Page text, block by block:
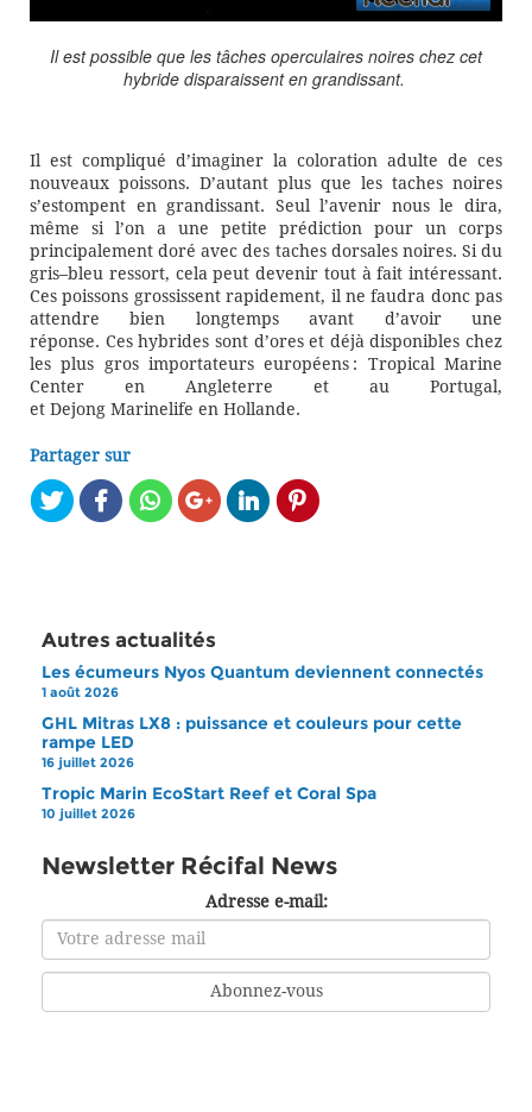
Il estpossible que les tâches operculaires noires chez cet
hybridedisparaissent en grandissant.
Il est compliqué d’imaginer la coloration adulte de ces
nouveaux poissons. D’autant plus que les taches noires
s’estompent en grandissant. Seul l’avenir nous le dira,
même si l’on a une petite prédiction pour un corps
principalement doré avec des taches dorsales noires. Si du
gris–bleu ressort, cela peut devenir tout à fait intéressant.
Ces poissons grossissent rapidement, il ne faudra donc pas
attendre bien longtemps avant d’avoir une
réponse. Ces hybrides sont d’ores et déjà disponibles chez
les plus gros importateurseuropéens : Tropical Marine
Center en Angleterre et au Portugal,
et Dejong Marinelife en Hollande.
Partager sur
Autres actualités
Les écumeurs Nyos Quantum deviennent connectés
1 août 2026
GHL Mitras LX8 : puissance et couleurs pour cette
rampe LED
16 juillet 2026
Tropic Marin EcoStart Reef et Coral Spa
10 juillet 2026
Newsletter Récifal News
Adresse e-mail: